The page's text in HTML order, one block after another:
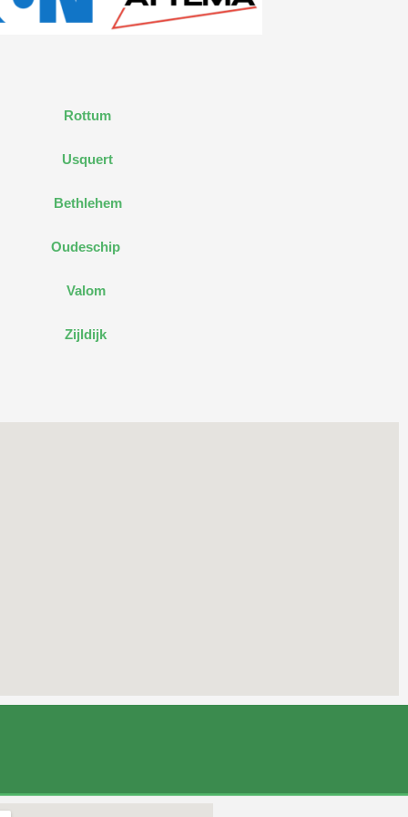
Rottum
Usquert
Bethlehem
Oudeschip
Valom
Zijldijk